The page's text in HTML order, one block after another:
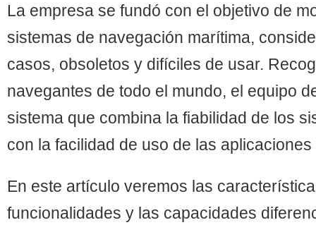
La empresa se fundó con el objetivo de
sistemas de navegación marítima,
casos, obsoletos y difíciles de usar.
navegantes de todo el mundo, el equipo
sistema que combina la fiabilidad de los
con la facilidad de uso de las
En este artículo veremos las
funcionalidades y las capacidades